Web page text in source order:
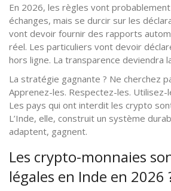
En 2026, les règles vont probablement
échanges, mais se durcir sur les
vont devoir fournir des rapports
réel. Les particuliers vont devoir
hors ligne. La transparence deviendra
La stratégie gagnante ? Ne cherchez
Apprenez-les. Respectez-les. Utilisez-
Les pays qui ont interdit les crypto
L’Inde, elle, construit un système
adaptent, gagnent.
Les crypto-monnaies
légales en Inde en 2026